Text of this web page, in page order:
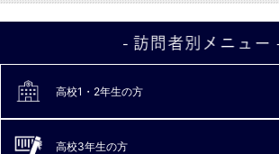
高校1・2年生の方
高校3年生の方